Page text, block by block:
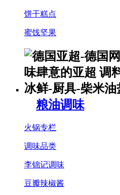
饼干糕点
蜜饯坚果
粮油调味
火锅专栏
调味品类
李锦记调味
豆瓣辣椒酱